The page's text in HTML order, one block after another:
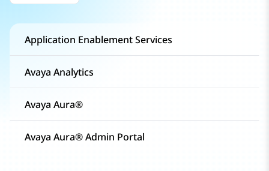
Application Enablement Services
Avaya Analytics
Avaya Aura®
Avaya Aura® Admin Portal